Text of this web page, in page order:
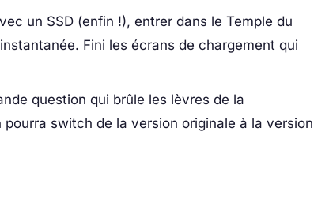
un SSD (enfin !), entrer dans le Temple du
Fini les écrans de chargement qui
question qui brûle les lèvres de la
pourra switch de la version originale à la version